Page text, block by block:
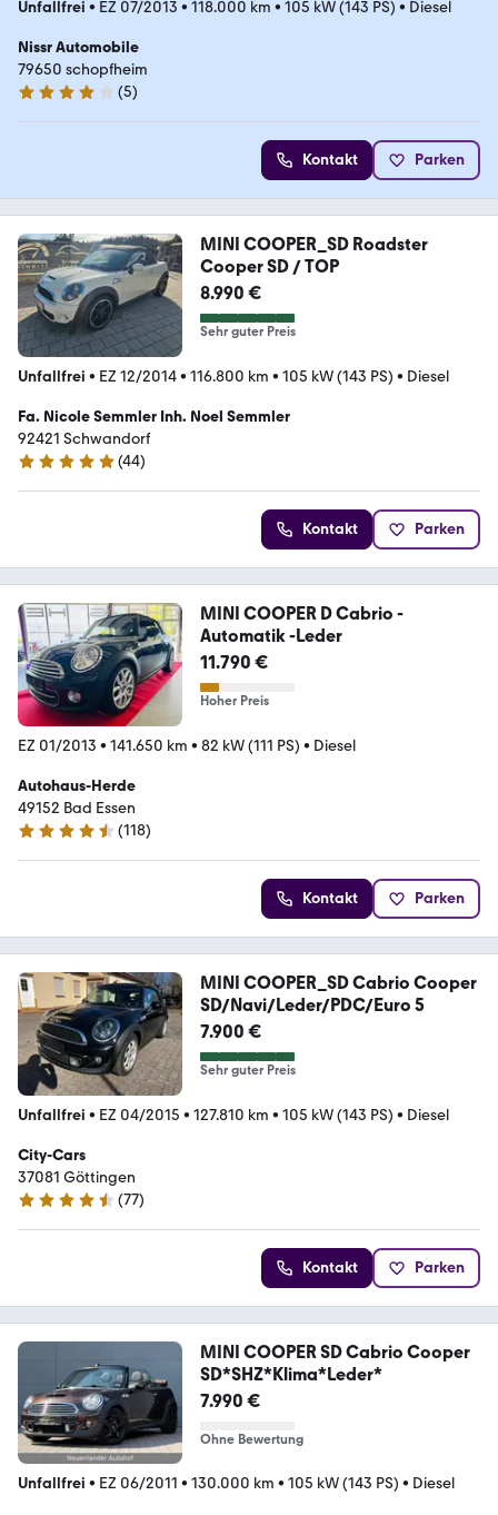
Unfallfrei • EZ 07/2013 • 118.000 km • 105 kW (143 PS) • Diesel
Nissr Automobile
79650 schopfheim
4 Sterne
(5)
Kontakt Parken
MINI COOPER_SD Roadster
Cooper SD / TOP
8.990 €
Sehr guter Preis
Unfallfrei • EZ 12/2014• 116.800 km • 105 kW (143 PS) • Diesel
Fa. Nicole Semmler Inh. Noel Semmler
92421 Schwandorf
5 Sterne
(44)
Kontakt Parken
MINI COOPER D Cabrio -
Automatik -Leder
11.790 €
Hoher Preis
EZ 01/2013 • 141.650 km • 82 kW (111 PS) • Diesel
Autohaus-Herde
49152 Bad Essen
4.7 Sterne
(118)
Kontakt Parken
MINI COOPER_SD Cabrio Cooper
SD/Navi/Leder/PDC/Euro 5
7.900 €
Sehr guter Preis
Unfallfrei • EZ 04/2015 • 127.810 km • 105 kW (143 PS) • Diesel
City-Cars
37081 Göttingen
4.4 Sterne
(77)
Kontakt Parken
MINI COOPER SD Cabrio Cooper
SD*SHZ*Klima*Leder*
7.990 €
Ohne Bewertung
Unfallfrei • EZ 06/2011 • 130.000 km • 105 kW (143 PS) • Diesel